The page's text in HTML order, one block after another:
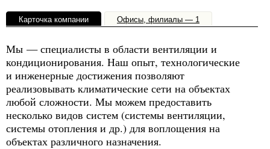
Карточка компании Офисы, филиалы — 1
Мы — специалисты в области вентиляции и
кондиционирования. Наш опыт, технологические
и инженерные достижения позволяют
реализовывать климатические сети на объектах
любой сложности. Мы можем предоставить
несколько видов систем (системы вентиляции,
системы отопления и др.) для воплощения на
объектах различного назначения.